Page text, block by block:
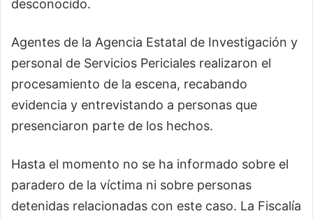
desconocido.
Agentes de la Agencia Estatal de Investigación y
personal de Servicios Periciales realizaron el
procesamiento de la escena, recabando
evidencia y entrevistando a personas que
presenciaron parte de los hechos.
Hasta el momento no se ha informado sobre el
paradero de la víctima ni sobre personas
detenidas relacionadas con este caso. La Fiscalía